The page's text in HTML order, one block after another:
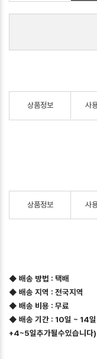
상품정보 사
상품정보 사
◆ 배송 방법 : 택배
◆ 배송 지역 : 전국지역
◆ 배송 비용 : 무료
◆ 배송 기간 : 10일 ~ 14
+4~5일추가될수있습니다)